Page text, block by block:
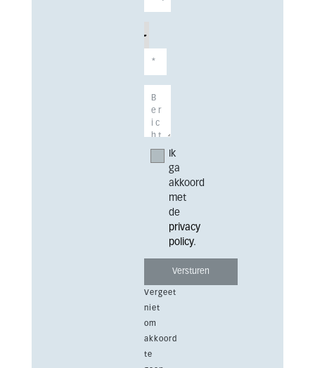
Ik
ga
akkoord
met
de
privacy
policy.
Vergeet
niet
om
akkoord
te